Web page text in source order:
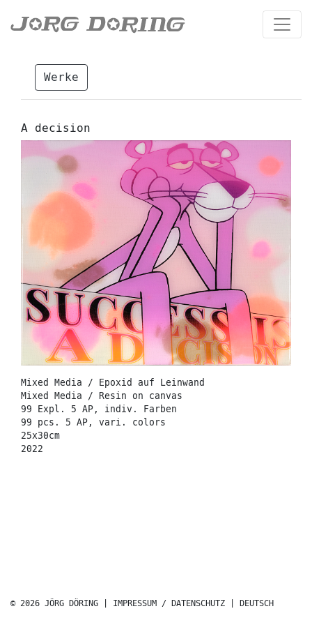
Werke
A decision
Mixed Media / Epoxid auf Leinwand
Mixed Media / Resin on canvas
99 Expl. 5 AP, indiv. Farben
99 pcs. 5 AP, vari. colors
25x30cm
2022
© 2026 JÖRG DÖRING | IMPRESSUM / DATENSCHUTZ DEUTSCH